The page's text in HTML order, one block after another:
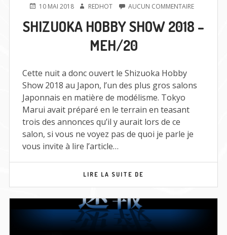
PUBLIÉ10 MAI 2018 AUTEUR
REDHOT AUCUN COMMENTAIRESUR
HOBBY
SHOW
SHIZUOKA HOBBY SHOW 2018 –
MEH/20
Cette nuit a donc ouvert le Shizuoka Hobby
Show 2018 au Japon, l’un des plus gros salons
Japonnais en matière de modélisme. Tokyo
Marui avait préparé en le terrain en teasant
trois des annonces qu’il y aurait lors de ce
salon, si vous ne voyez pas de quoi je parle je
vous invite à lire l’article…
LIRE LA SUITE DE
–
MEH/20